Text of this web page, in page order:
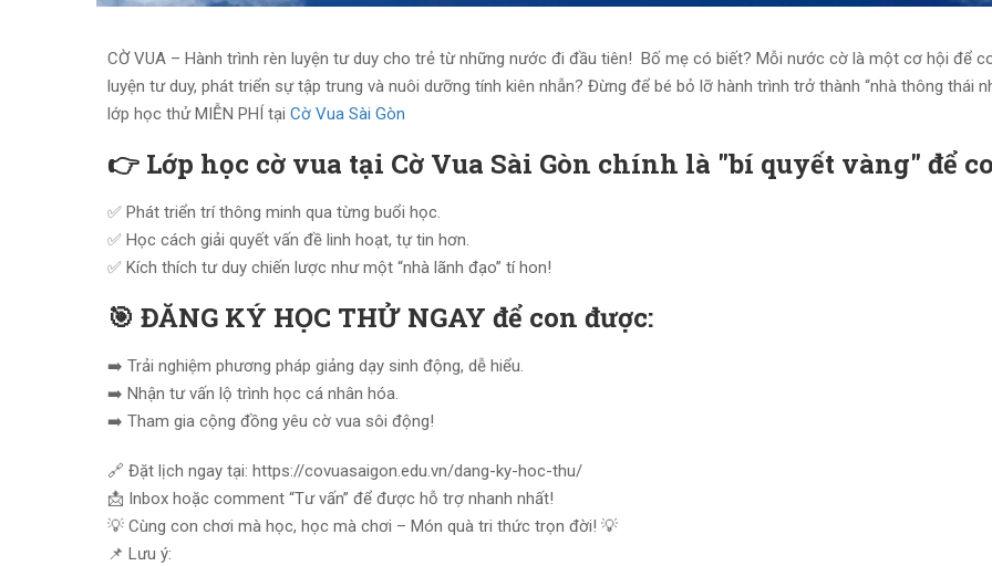
CỜ VUA – Hành trình rèn luyện tư duy cho trẻ từ những nước đi đầu tiên! Bố mẹ có biết? Mỗi nước cờ là một cơ hội để
luyện tư duy, phát triển sự tập trung và nuôi dưỡng tính kiên nhẫn? Đừng để bé bỏ lỡ hành trình trở thành “nhà thông thái
lớp học thử MIỄN PHÍ tại Cờ Vua Sài Gòn
👉 Lớp học cờ vua tại Cờ Vua Sài Gòn chính là "bí quyết vàng" để
✅ Phát triển trí thông minh qua từng buổi học.
✅ Học cách giải quyết vấn đề linh hoạt, tự tin hơn.
✅ Kích thích tư duy chiến lược như một “nhà lãnh đạo” tí hon!
🎯 ĐĂNG KÝ HỌC THỬ NGAY để con được:
➡️ Trải nghiệm phương pháp giảng dạy sinh động, dễ hiểu.
➡️ Nhận tư vấn lộ trình học cá nhân hóa.
➡️ Tham gia cộng đồng yêu cờ vua sôi động!
🔗 Đặt lịch ngay tại: https://covuasaigon.edu.vn/dang-ky-hoc-thu/
📩 Inbox hoặc comment “Tư vấn” để được hỗ trợ nhanh nhất!
💡 Cùng con chơi mà học, học mà chơi – Món quà tri thức trọn đời! 💡
📌 Lưu ý: